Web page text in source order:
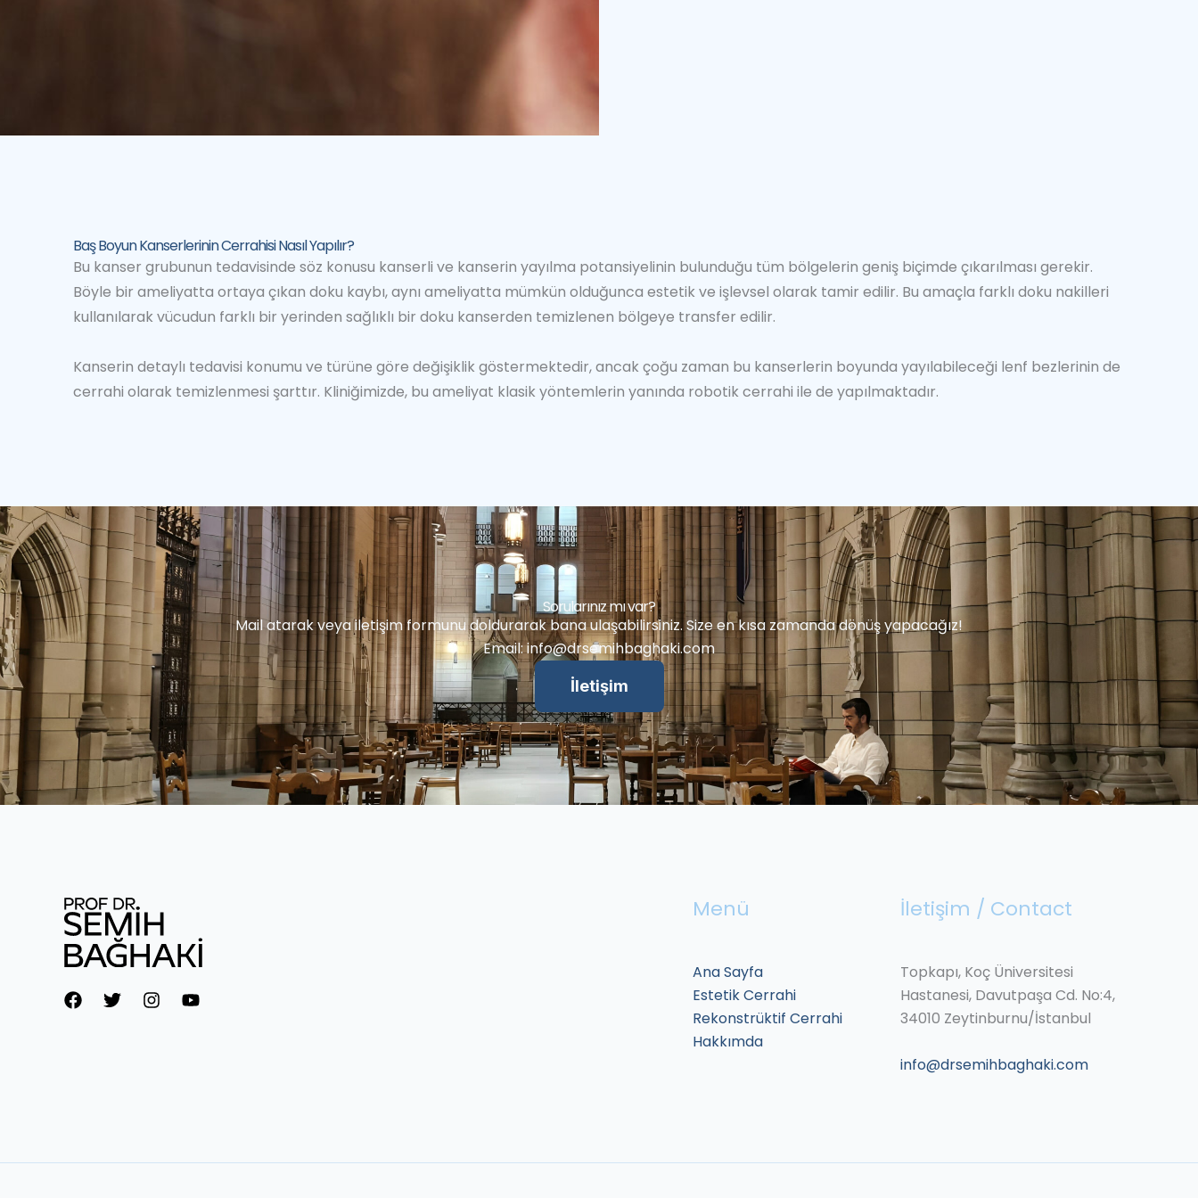
Baş Boyun Kanserlerinin Cerrahisi Nasıl Yapılır?
Bu kanser grubunun tedavisinde söz konusu kanserli ve kanserin yayılma potansiyelinin bulunduğu tüm bölgelerin geniş biçimde çıkarılması gerekir.
Böyle bir ameliyatta ortaya çıkan doku kaybı, aynı ameliyatta mümkün olduğunca estetik ve işlevsel olarak tamir edilir. Bu amaçla farklı doku nakilleri
kullanılarak vücudun farklı bir yerinden sağlıklı bir doku kanserden temizlenen bölgeye transfer edilir.
Kanserin detaylı tedavisi konumu ve türüne göre değişiklik göstermektedir, ancak çoğu zaman bu kanserlerin boyunda yayılabileceği lenf bezlerinin de
cerrahi olarak temizlenmesi şarttır. Kliniğimizde, bu ameliyat klasik yöntemlerin yanında robotik cerrahi ile de yapılmaktadır.
Sorularınız mı var?
Mail atarak veya iletişim formunu doldurarak bana ulaşabilirsiniz. Size en kısa zamanda dönüş yapacağız!
Email:info@drsemihbaghaki.com
İletişim
Menü
Ana Sayfa
Estetik Cerrahi
Rekonstrüktif Cerrahi
Hakkımda
İletişim / Contact
Topkapı, Koç Üniversitesi
Hastanesi, Davutpaşa Cd. No:4,
34010 Zeytinburnu/İstanbul
info@drsemihbaghaki.com